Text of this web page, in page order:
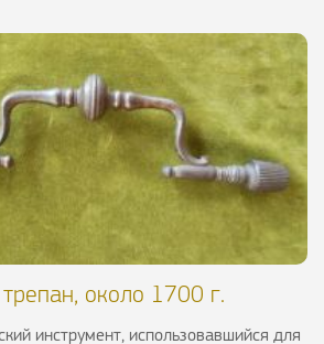
около 1700 г.
инструмент, использовавшийся для